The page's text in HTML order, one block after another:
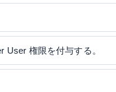
User 権限を付与する。